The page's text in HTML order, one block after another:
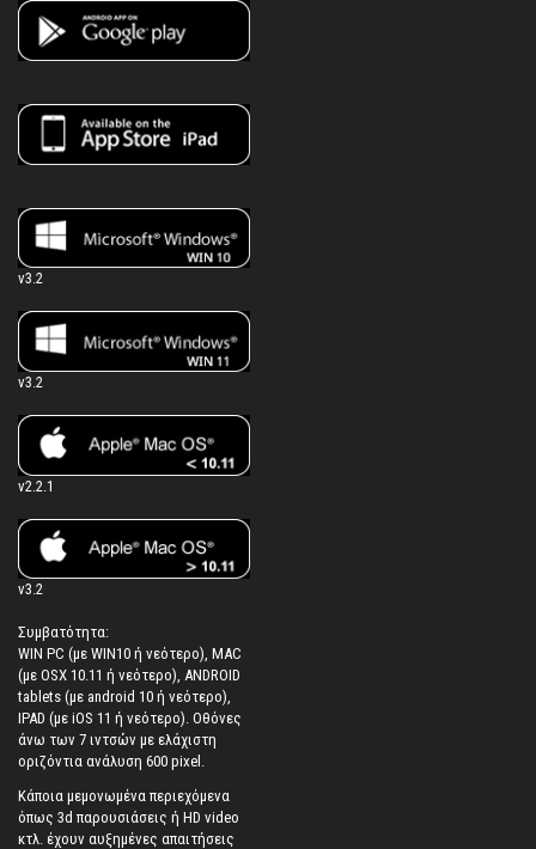
v3.2
v3.2
v2.2.1
v3.2
Συμβατότητα:
WIN PC (με WIN10 ή νεότερο), MAC
(με OSX 10.11 ή νεότερο), ANDROID
tablets (με android 10 ή νεότερο),
IPAD (με iOS 11 ή νεότερο). Oθόνες
άνω των 7 ιντσών με ελάχιστη
οριζόντια ανάλυση 600 pixel.
Κάποια μεμονωμένα περιεχόμενα
όπως 3d παρουσιάσεις ή HD video
κτλ. έχουν αυξημένες απαιτήσεις